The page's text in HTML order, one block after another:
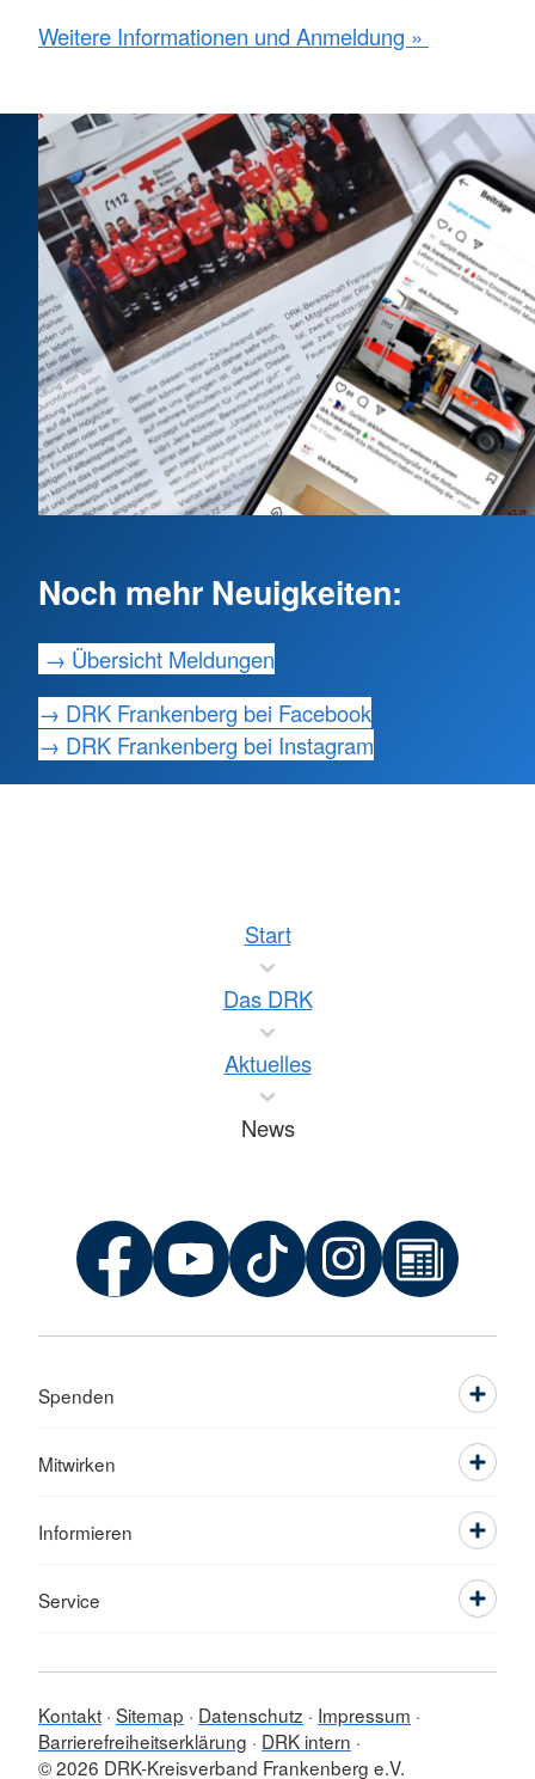
Weitere Informationen und Anmeldung »
Noch mehr Neuigkeiten:
→ Übersicht Meldungen
→ DRK Frankenberg bei Facebook
→ DRK Frankenberg bei Instagram
Start
Das DRK
Aktuelles
News
Spenden
Mitwirken
Informieren
Service
Kontakt Sitemap Datenschutz
Impressum
Barrierefreiheitserklärung
DRK intern
© 2026 DRK-Kreisverband Frankenberg e.V.